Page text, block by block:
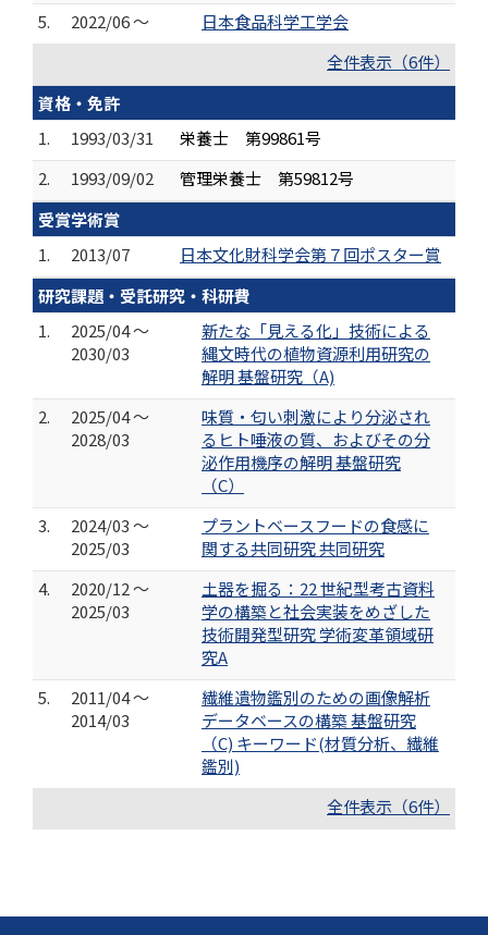
5.
2022/06 ～
日本食品科学工学会
全件表示（6件）
資格・免許
1.
1993/03/31
栄養士 第99861号
2.
1993/09/02
管理栄養士 第59812号
受賞学術賞
1.
2013/07
日本文化財科学会第７回ポスター賞
研究課題・受託研究・科研費
1.
2025/04 ～
2030/03
新たな「見える化」技術による
縄文時代の植物資源利用研究の
解明 基盤研究（A)
2.
2025/04 ～
2028/03
味質・匂い刺激により分泌され
るヒト唾液の質、およびその分
泌作用機序の解明 基盤研究
（C）
3.
2024/03 ～
2025/03
プラントベースフードの食感に
関する共同研究 共同研究
4.
2020/12 ～
2025/03
土器を掘る：22 世紀型考古資料
学の構築と社会実装をめざした
技術開発型研究 学術変革領域研
究A
5.
2011/04 ～
2014/03
繊維遺物鑑別のための画像解析
データベースの構築 基盤研究
（C) キーワード(材質分析、繊維
鑑別)
全件表示（6件）